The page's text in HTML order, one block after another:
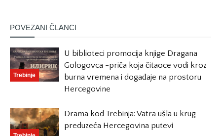
POVEZANI ČLANCI
Trebinje
U biblioteci promocija knjige Dragana
Gologovca -priča koja čitaoce vodi kroz
burna vremena i događaje na prostoru
Hercegovine
Drama kod Trebinja: Vatra ušla u krug
preduzeća Hercegovina putevi